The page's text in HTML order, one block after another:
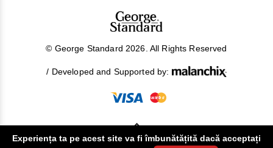
© George Standard 2026. All Rights Reserved
/ Developed and Supported by:
!
Experiența ta pe acest site va fi îmbunătățită dacă acceptați